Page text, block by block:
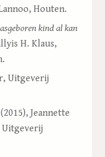
Houten.
kind al kan
H. Klaus,
Uitgeverij
(2015), Jeannette
Uitgeverij